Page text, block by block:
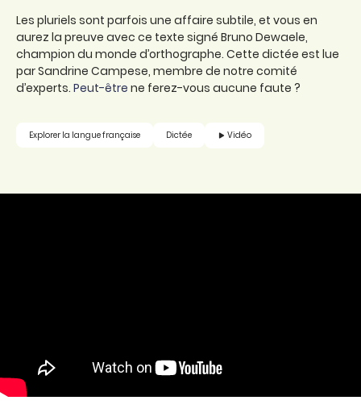
Les pluriels sont parfois une affaire subtile, et vous en
aurez la preuve avec ce texte signé Bruno Dewaele,
champion du monde d’orthographe. Cette dictée est lue
par Sandrine Campese, membre de notre comité
d’experts. Peut-être ne ferez-vous aucune faute ?
Explorer la langue française Dictée Vidéo